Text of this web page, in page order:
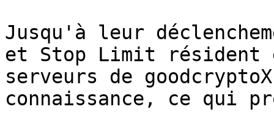
Jusqu'à leur
et Stop Limit résident
serveurs de
connaissance, ce qui